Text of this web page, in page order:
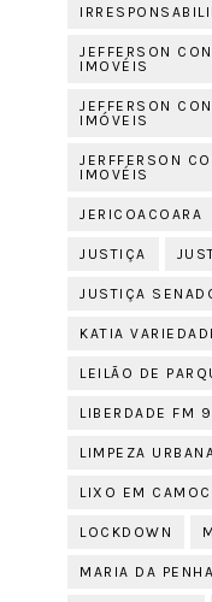
JEFFERSON
IMOVÉIS
JEFFERSON
IMÓVEIS
JERFFERSON
IMOVÉIS
JERICOACOARA
JUSTIÇA
JUSTIÇA
KATIA
LEILÃO DE
LIBERDADE FM
LIMPEZA
LIXO EM
LOCKDOWN M
MARIA DA PENHA